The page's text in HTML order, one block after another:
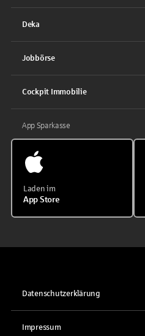
Deka
Jobbörse
Cockpit Immobilie
App Sparkasse
Laden im
App Store
Datenschutzerklärung
Impressum